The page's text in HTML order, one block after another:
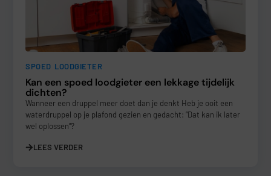
SPOED LOODGIETER
Kan een spoed loodgieter een lekkage tijdelijk
dichten?
Wanneer een druppel meer doet dan je denkt Heb je ooit een
waterdruppel op je plafond gezien en gedacht: “Dat kan ik later
wel oplossen”?
LEES VERDER